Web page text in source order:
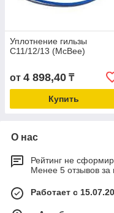
Уплотнение гильзы
C11/12/13 (McBee)
от 4 898,40 ₸
Купить
О нас
Рейтинг не
Менее 5 отзывов за
Работает с